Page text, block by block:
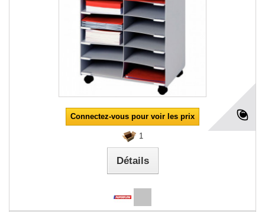
Connectez-vous pour voir les prix
1
Détails